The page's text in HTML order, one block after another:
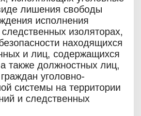
лишения свободы
исполнения
изоляторах,
находящихся
и лиц, содержащихся
также должностных лиц,
уголовно-
системы на территории
и следственных